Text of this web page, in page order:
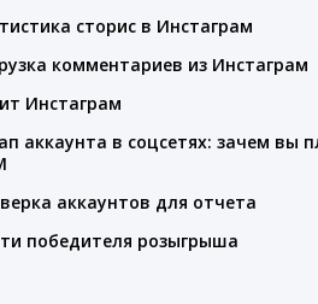
сторис в Инстаграм
комментариев из Инстаграм
Инстаграм
аккаунта в соцсетях: зачем вы
аккаунтов для отчета
победителя розыгрыша